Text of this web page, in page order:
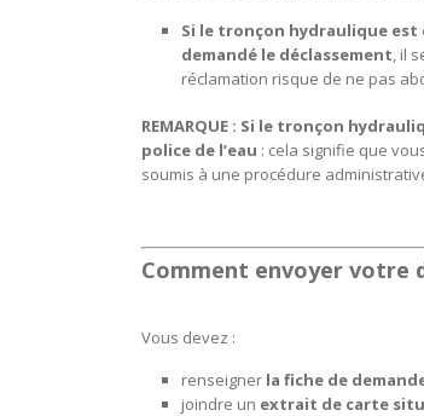
Si le tronçon hydraulique est
demandé le déclassement, il
réclamation risque de ne pas
REMARQUE : Si le tronçon
police de l’eau : cela signifie que
soumis à une procédure
Comment envoyer votre
Vous devez :
renseigner la fiche de
joindre un extrait de carte